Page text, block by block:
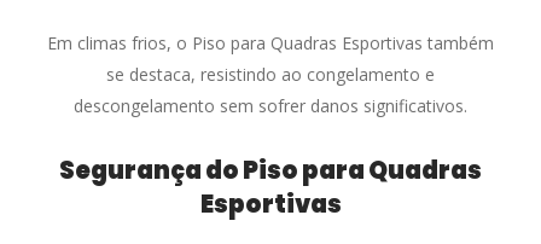
Em climas frios, o Piso para Quadras Esportivas também
se destaca, resistindo ao congelamento e
descongelamento sem sofrer danos significativos.
Segurança do Piso para Quadras
Esportivas